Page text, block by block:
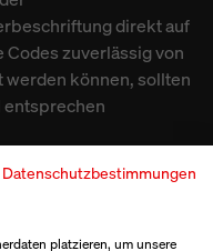
direkt auf
zuverlässig von
können, sollten
entsprechen
Datenschutzbestimmungen
platzieren, um unsere